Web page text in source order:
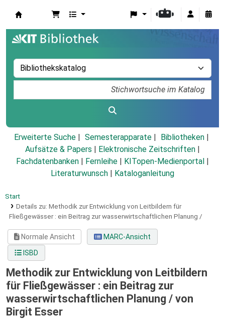
Erweiterte Suche Semesterapparate
Bibliotheken
Aufsätze & Papers
Elektronische Zeitschriften
Fachdatenbanken
Fernleihe KITopen-Medienportal
Literaturwunsch
Kataloganleitung
Start
Details zu: Methodik zur Entwicklung von Leitbildern für
Fließgewässer : ein Beitrag zur wasserwirtschaftlichen Planung /
Normale Ansicht
MARC-Ansicht
ISBD
Methodik zur Entwicklung von Leitbildern
für Fließgewässer : ein Beitrag zur
wasserwirtschaftlichen Planung / von
Birgit Esser